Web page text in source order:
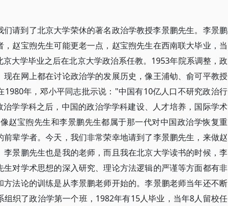
请到了北京大学荣休的著名政治学教授李景鹏先生。李景鹏
赵宝煦先生可能更老一点，赵宝煦先生在西南联大毕业，当
大学毕业之后在北京大学政治系任教。1953年院系调整，政
在网上都在讨论政治学的发展历史，像王浦劬、俞可平教授
年，邓小平同志批示说："中国有10亿人口不研究政治行
学学科之后，中国的政治学学科建设、人才培养，国际学术
赵宝煦先生和李景鹏先生都属于那一代对中国政治学恢复重
辈学者。今天，我们非常荣幸地请到了李景鹏先生，来做赵
景鹏先生也是我的老师，而且我在北京大学读书的时候，李
对学术思想的深入研究、理论方法逻辑的严谨等方面都有非
法论的训练是从李景鹏老师开始的。李景鹏老师当年还不断
织了政治学第一个班，1982年有15人毕业，当年8人留校任